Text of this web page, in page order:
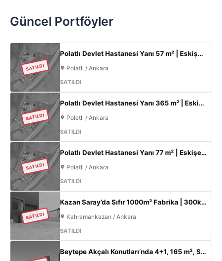
Güncel Portföyler
SATILDI
Polatlı Devlet Hastanesi Yanı 57 m² | Eskişehir Yolu Cepheli | Ticari+Konut İmarlı Arsa
Polatlı / Ankara
SATILDI
SATILDI
Polatlı Devlet Hastanesi Yanı 365 m² | Eskişehir Yolu Cepheli | Ticari+Konut İmarlı Arsa
Polatlı / Ankara
SATILDI
SATILDI
Polatlı Devlet Hastanesi Yanı 77 m² | Eskişehir Yolu Cepheli | Ticari+Konut İmarlı Arsa
Polatlı / Ankara
SATILDI
SATILDI
Kazan Saray’da Sıfır 1000m² Fabrika | 300kW Enerji + 120m² Ofis
Kahramankazan / Ankara
SATILDI
Beytepe Akçalı Konutları’nda 4+1, 165 m², Sıfır Lüks Daire | Site İçi, Otoparklı, Takasa Uygun